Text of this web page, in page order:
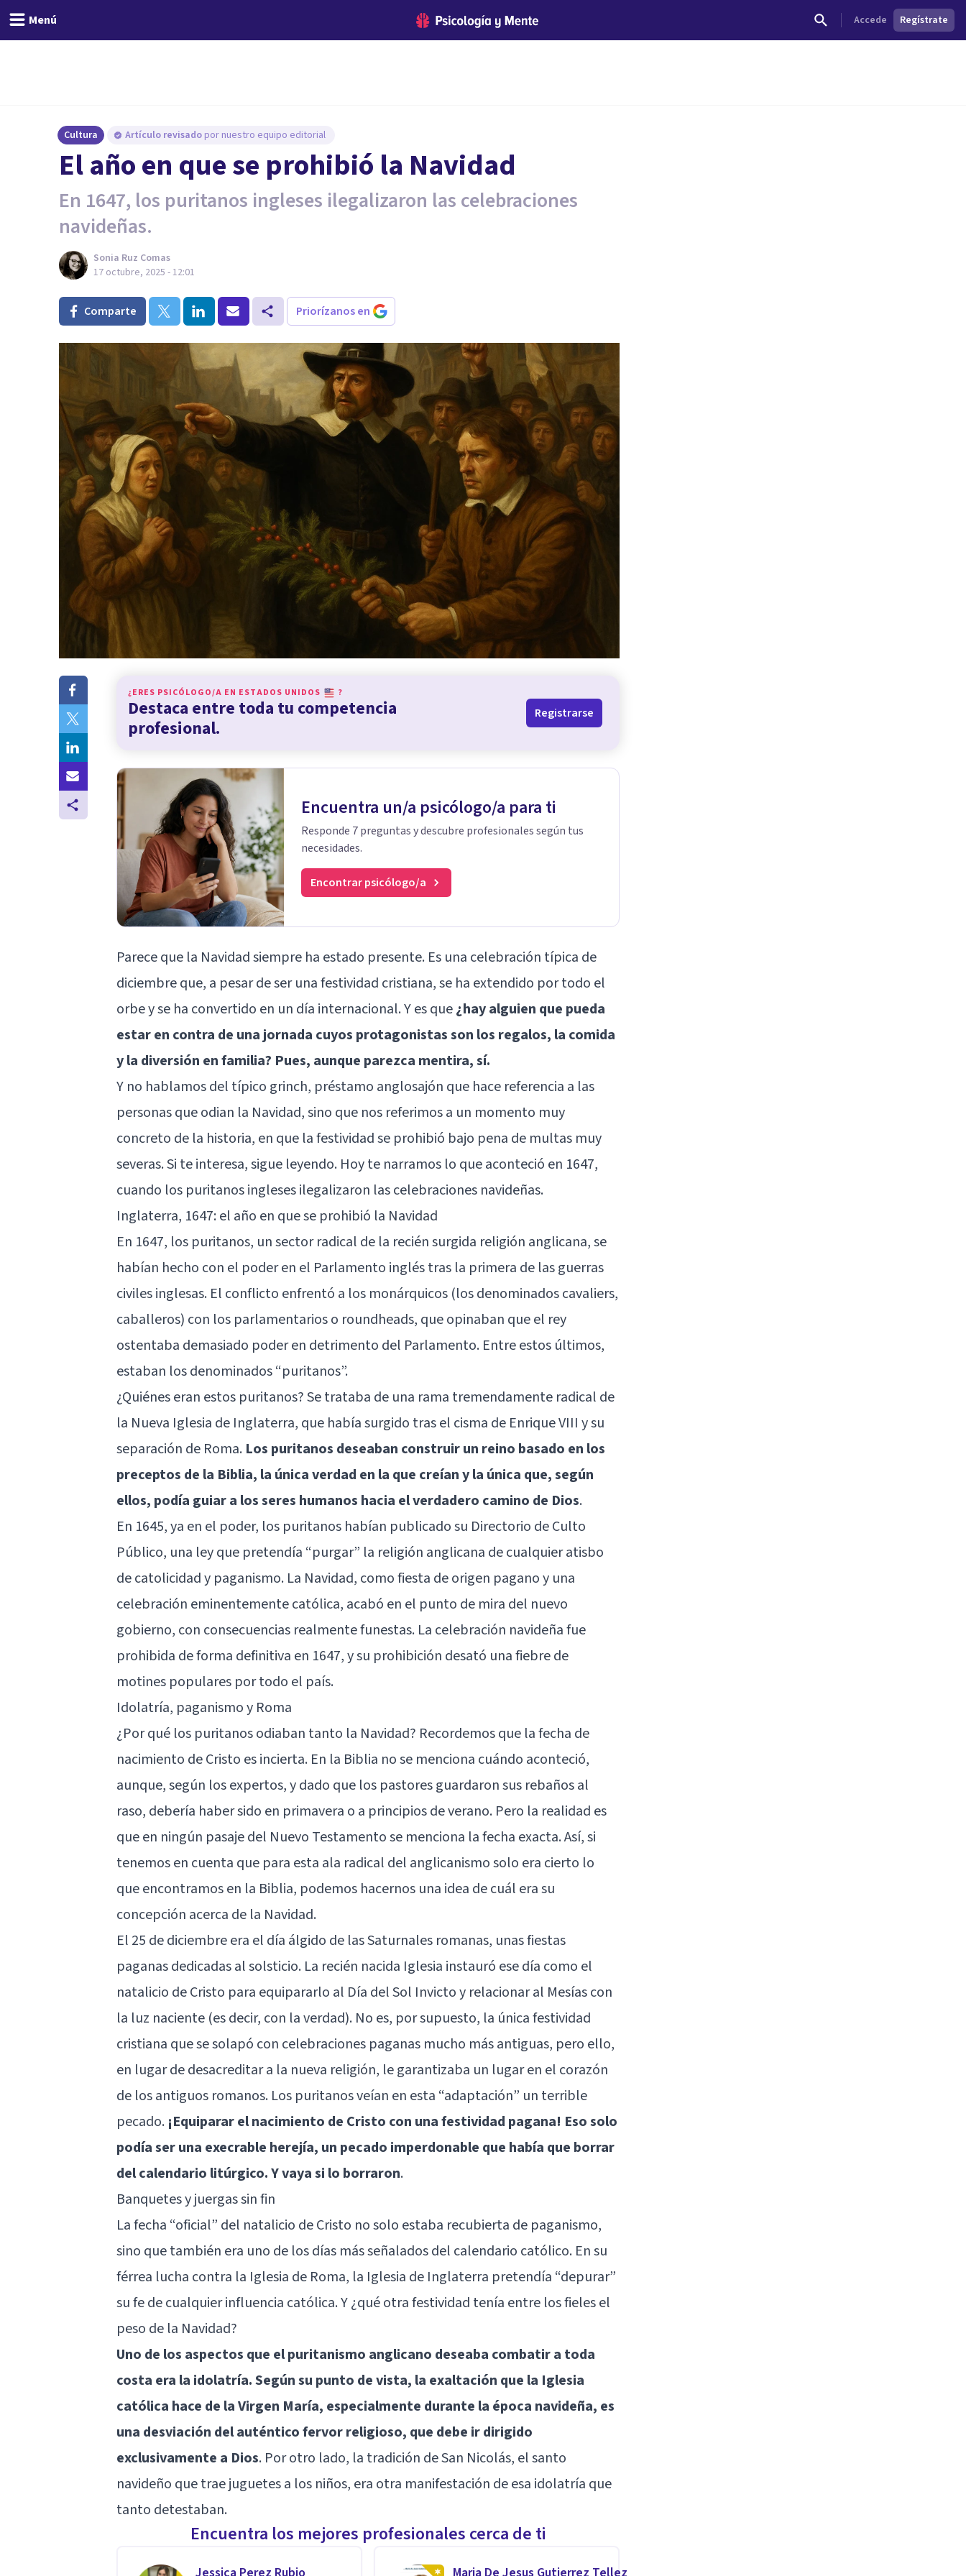
Menú Accede Regístrate
Cultura Artículo revisado por nuestro equipo editorial
El año en que se prohibió la Navidad
En 1647, los puritanos ingleses ilegalizaron las celebraciones
navideñas.
Sonia Ruz Comas
17 octubre, 2025 - 12:01
Comparte Priorízanos en
¿ERES PSICÓLOGO/A EN ESTADOS UNIDOS ?
Destaca entre toda tu competencia
profesional.
Registrarse
Encuentra un/a psicólogo/a para ti
Responde 7 preguntas y descubre profesionales según tus
necesidades.
Encontrar psicólogo/a
Parece que la Navidad siempre ha estado presente. Es una celebración típica de
diciembre que, a pesar de ser una festividad cristiana, se ha extendido por todo el
orbe y se ha convertido en un día internacional. Y es que¿hay alguien que pueda
estar en contra de una jornada cuyos protagonistas son los regalos, la comida
y la diversión en familia? Pues, aunque parezca mentira, sí.
Y no hablamos del típico grinch, préstamo anglosajón que hace referencia a las
personas que odian la Navidad, sino que nos referimos a un momento muy
concreto de la historia, en que la festividad se prohibió bajo pena de multas muy
severas. Si te interesa, sigue leyendo. Hoy te narramos lo que aconteció en 1647,
cuando los puritanos ingleses ilegalizaron las celebraciones navideñas.
Inglaterra, 1647: el año en que se prohibió la Navidad
En 1647, los puritanos, un sector radical de la recién surgida religión anglicana, se
habían hecho con el poder en el Parlamento inglés tras la primera de las guerras
civiles inglesas. El conflicto enfrentó a los monárquicos (los denominados cavaliers,
caballeros) con los parlamentarios o roundheads, que opinaban que el rey
ostentaba demasiado poder en detrimento del Parlamento. Entre estos últimos,
estaban los denominados “puritanos”.
¿Quiénes eran estos puritanos? Se trataba de una rama tremendamente radical de
la Nueva Iglesia de Inglaterra, que había surgido tras el cisma de Enrique VIII y su
separación de Roma. Los puritanos deseaban construir un reino basado en los
preceptos de la Biblia, la única verdad en la que creían y la única que, según
ellos, podía guiar a los seres humanos hacia el verdadero camino de Dios.
En 1645, ya en el poder, los puritanos habían publicado su Directorio de Culto
Público, una ley que pretendía “purgar” la religión anglicana de cualquier atisbo
de catolicidad y paganismo. La Navidad, como fiesta de origen pagano y una
celebración eminentemente católica, acabó en el punto de mira del nuevo
gobierno, con consecuencias realmente funestas. La celebración navideña fue
prohibida de forma definitiva en 1647, y su prohibición desató una fiebre de
motines populares por todo el país.
Idolatría, paganismo y Roma
¿Por qué los puritanos odiaban tanto la Navidad? Recordemos que la fecha de
nacimiento de Cristo es incierta. En la Biblia no se menciona cuándo aconteció,
aunque, según los expertos, y dado que los pastores guardaron sus rebaños al
raso, debería haber sido en primavera o a principios de verano. Pero la realidad es
que en ningún pasaje del Nuevo Testamento se menciona la fecha exacta. Así, si
tenemos en cuenta que para esta ala radical del anglicanismo solo era cierto lo
que encontramos en la Biblia, podemos hacernos una idea de cuál era su
concepción acerca de la Navidad.
El 25 de diciembre era el día álgido de las Saturnales romanas, unas fiestas
paganas dedicadas al solsticio. La recién nacida Iglesia instauró ese día como el
natalicio de Cristo para equipararlo al Día del Sol Invicto y relacionar al Mesías con
la luz naciente (es decir, con la verdad). No es, por supuesto, la única festividad
cristiana que se solapó con celebraciones paganas mucho más antiguas, pero ello,
en lugar de desacreditar a la nueva religión, le garantizaba un lugar en el corazón
de los antiguos romanos. Los puritanos veían en esta “adaptación” un terrible
pecado. ¡Equiparar el nacimiento de Cristo con una festividad pagana! Eso solo
podía ser una execrable herejía, un pecado imperdonable que había que borrar
del calendario litúrgico. Y vaya si lo borraron.
Banquetes y juergas sin fin
La fecha “oficial” del natalicio de Cristo no solo estaba recubierta de paganismo,
sino que también era uno de los días más señalados del calendario católico. En su
férrea lucha contra la Iglesia de Roma, la Iglesia de Inglaterra pretendía “depurar”
su fe de cualquier influencia católica. Y ¿qué otra festividad tenía entre los fieles el
peso de la Navidad?
Uno de los aspectos que el puritanismo anglicano deseaba combatir a toda
costa era la idolatría. Según su punto de vista, la exaltación que la Iglesia
católica hace de la Virgen María, especialmente durante la época navideña, es
una desviación del auténtico fervor religioso, que debe ir dirigido
exclusivamente a Dios. Por otro lado, la tradición de San Nicolás, el santo
navideño que trae juguetes a los niños, era otra manifestación de esa idolatría que
tanto detestaban.
Encuentra los mejores profesionales cerca de ti